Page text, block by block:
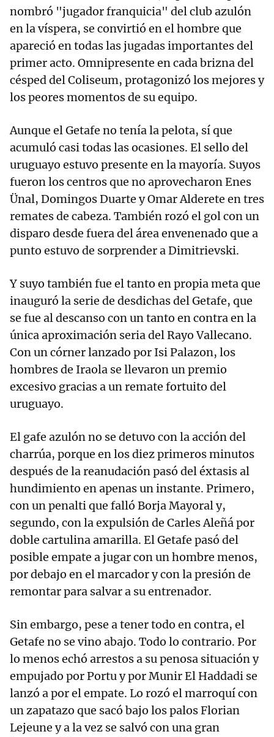
nombró "jugador franquicia" del club azulón
en la víspera, se convirtió en el hombre que
apareció en todas las jugadas importantes del
primer acto. Omnipresente en cada brizna del
césped del Coliseum, protagonizó los mejores y
los peores momentos de su equipo.
Aunque el Getafe no tenía la pelota, sí que
acumuló casi todas las ocasiones. El sello del
uruguayo estuvo presente en la mayoría. Suyos
fueron los centros que no aprovecharon Enes
Ünal, Domingos Duarte y Omar Alderete en tres
remates de cabeza. También rozó el gol con un
disparo desde fuera del área envenenado que a
punto estuvo de sorprender a Dimitrievski.
Y suyo también fue el tanto en propia meta que
inauguró la serie de desdichas del Getafe, que
se fue al descanso con un tanto en contra en la
única aproximación seria del Rayo Vallecano.
Con un córner lanzado por Isi Palazon, los
hombres de Iraola se llevaron un premio
excesivo gracias a un remate fortuito del
uruguayo.
El gafe azulón no se detuvo con la acción del
charrúa, porque en los diez primeros minutos
después de la reanudación pasó del éxtasis al
hundimiento en apenas un instante. Primero,
con un penalti que falló Borja Mayoral y,
segundo, con la expulsión de Carles Aleñá por
doble cartulina amarilla. El Getafe pasó del
posible empate a jugar con un hombre menos,
por debajo en el marcador y con la presión de
remontar para salvar a su entrenador.
Sin embargo, pese a tener todo en contra, el
Getafe no se vino abajo. Todo lo contrario. Por
lo menos echó arrestos a su penosa situación y
empujado por Portu y por Munir El Haddadi se
lanzó a por el empate. Lo rozó el marroquí con
un zapatazo que sacó bajo los palos Florian
Lejeune y a la vez se salvó con una gran